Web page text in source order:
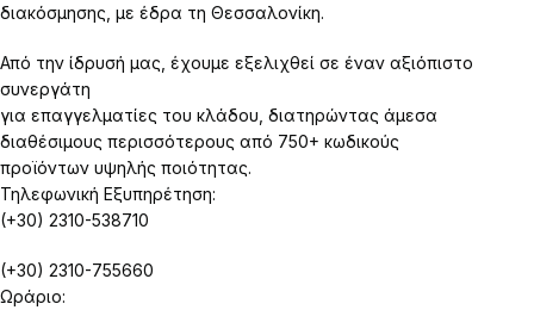
διακόσμησης, με έδρα τη Θεσσαλονίκη.
Από την ίδρυσή μας, έχουμε εξελιχθεί σε έναν αξιόπιστο
συνεργάτη
για επαγγελματίες του κλάδου, διατηρώντας άμεσα
διαθέσιμους περισσότερους από 750+ κωδικούς
προϊόντων υψηλής ποιότητας.
Τηλεφωνική Εξυπηρέτηση:
(+30) 2310-538710
(+30) 2310-755660
Ωράριο: